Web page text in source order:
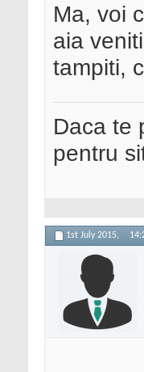
Ma, voi
aia
tampiti,
Daca te
pentru
1st July 2015,